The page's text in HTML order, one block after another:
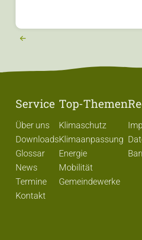
Service
Über uns
Downloads
Glossar
News
Termine
Kontakt
Top-Themen
Klimaschutz
Klimaanpassung
Energie
Mobilität
Gemeindewerke